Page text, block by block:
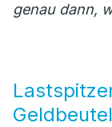
genau dann,